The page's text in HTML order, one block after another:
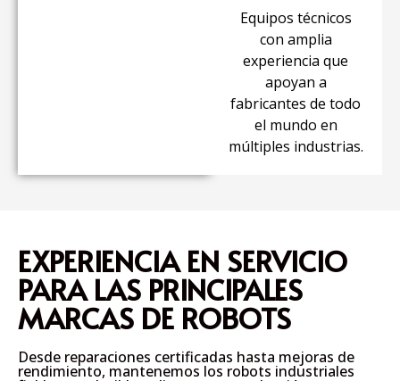
Equipos técnicos
con amplia
experiencia que
apoyan a
fabricantes de todo
el mundo en
múltiples industrias.
EXPERIENCIA EN SERVICIO
PARA LAS PRINCIPALES
MARCAS DE ROBOTS
Desde reparaciones certificadas hasta mejoras de
rendimiento, mantenemos los robots industriales